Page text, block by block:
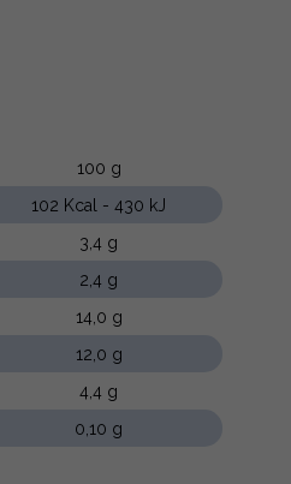
100 g
102 Kcal - 430 kJ
3,4 g
2,4 g
14,0 g
12,0 g
4,4 g
0,10 g